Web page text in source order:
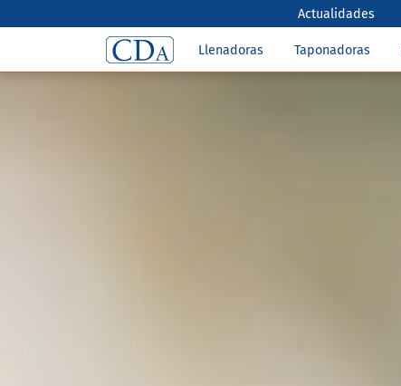
Actualidades
Llenadoras Taponadoras